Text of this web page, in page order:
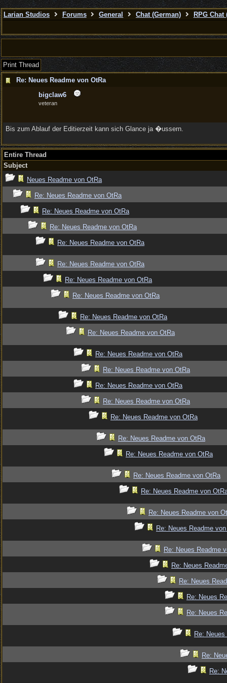
Larian Studios Forums General Chat (German) RPG Chat
Print Thread
Re: Neues Readme von OtRa
bigclaw6
veteran
Bis zum Ablauf der Editierzeit kann sich Glance ja �ussern.
Entire Thread
Subject
Neues Readme von OtRa
Re: Neues Readme von OtRa
Re: Neues Readme von OtRa
Re: Neues Readme von OtRa
Re: Neues Readme von OtRa
Re: Neues Readme von OtRa
Re: Neues Readme von OtRa
Re: Neues Readme von OtRa
Re: Neues Readme von OtRa
Re: Neues Readme von OtRa
Re: Neues Readme von OtRa
Re: Neues Readme von OtRa
Re: Neues Readme von OtRa
Re: Neues Readme von OtRa
Re: Neues Readme von OtRa
Re: Neues Readme von OtRa
Re: Neues Readme von OtRa
Re: Neues Readme von OtRa
Re: Neues Readme von
Re: Neues Readme von
Re: Neues Readme
Re: Neues Readme
Re: Neues
Re: Neues
Re: Neues
Re: Neues
Re:
Re:
Re: